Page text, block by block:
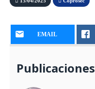
EMAIL
Publicaciones